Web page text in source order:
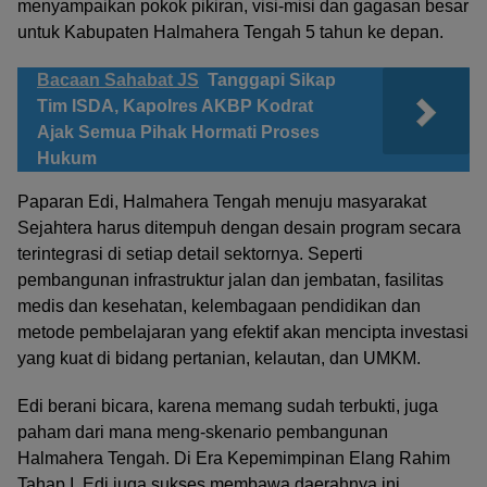
menyampaikan pokok pikiran, visi-misi dan gagasan besar
untuk Kabupaten Halmahera Tengah 5 tahun ke depan.
Bacaan Sahabat JS Tanggapi Sikap
Tim ISDA, Kapolres AKBP Kodrat
Ajak Semua Pihak Hormati Proses
Hukum
Paparan Edi, Halmahera Tengah menuju masyarakat
Sejahtera harus ditempuh dengan desain program secara
terintegrasi di setiap detail sektornya. Seperti
pembangunan infrastruktur jalan dan jembatan, fasilitas
medis dan kesehatan, kelembagaan pendidikan dan
metode pembelajaran yang efektif akan mencipta investasi
yang kuat di bidang pertanian, kelautan, dan UMKM.
Edi berani bicara, karena memang sudah terbukti, juga
paham dari mana meng-skenario pembangunan
Halmahera Tengah. Di Era Kepemimpinan Elang Rahim